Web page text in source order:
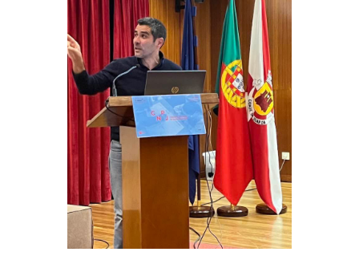
AGENDA
MULTIMÉDIA
SENTIR COM A IGREJA
CONTACTOS